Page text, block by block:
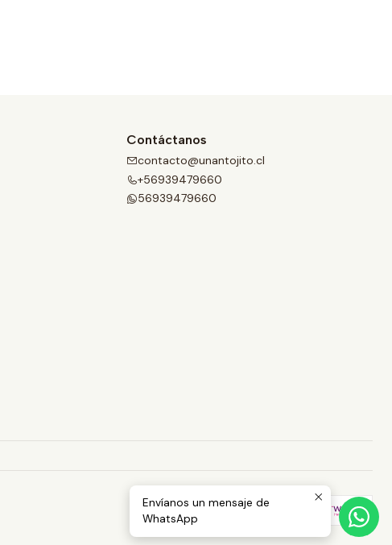
Contáctanos
contacto@unantojito.cl
+56939479660
56939479660
Envíanos un mensaje de
WhatsApp